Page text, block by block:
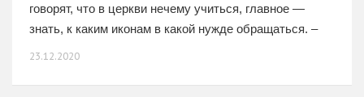
говорят, что в церкви нечему учиться, главное —
знать, к каким иконам в какой нужде обращаться. –
23.12.2020